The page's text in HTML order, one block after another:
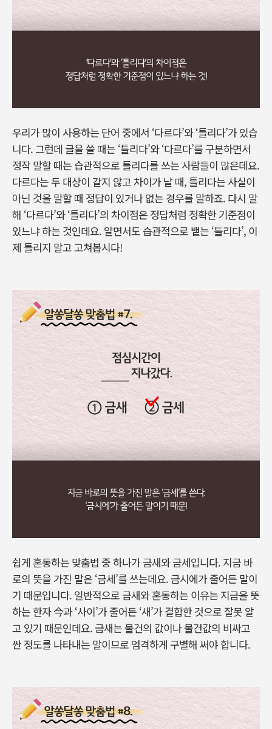
우리가 많이 사용하는 단어 중에서 ‘다르다’와 ‘틀리다’가 있습
니다. 그런데 글을 쓸 때는 ‘틀리다’와 ‘다르다’를 구분하면서
정작 말할 때는 습관적으로 틀리다를 쓰는 사람들이 많은데요.
다르다는 두 대상이 같지 않고 차이가 날 때, 틀리다는 사실이
아닌 것을 말할 때 정답이 있거나 없는 경우를 말하죠. 다시 말
해 ‘다르다’와 ‘틀리다’의 차이점은 정답처럼 정확한 기준점이
있느냐 하는 것인데요. 알면서도 습관적으로 뱉는 ‘틀리다’, 이
제 틀리지 말고 고쳐봅시다!
쉽게 혼동하는 맞춤법 중 하나가 금새와 금세입니다. 지금 바
로의 뜻을 가진 말은 ‘금세’를 쓰는데요. 금시에가 줄어든 말이
기 때문입니다. 일반적으로 금새와 혼동하는 이유는 지금을 뜻
하는 한자 今과 ‘사이’가 줄어든 ‘새’가 결합한 것으로 잘못 알
고 있기 때문인데요. 금새는 물건의 값이나 물건값의 비싸고
싼 정도를 나타내는 말이므로 엄격하게 구별해 써야 합니다.